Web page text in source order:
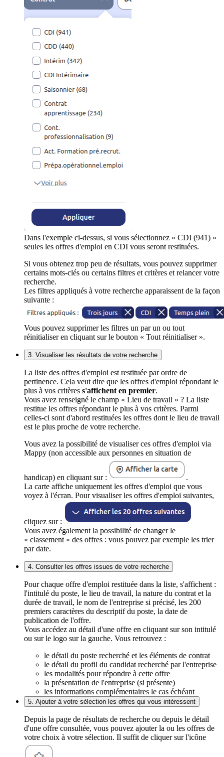
Dans l'exemple ci-dessus, si vous sélectionnez « CDI (941) »
seules les offres d'emploi en CDI vous seront restituées.
Si vous obtenez trop peu de résultats, vous pouvez supprimer
certains mots-clés ou certains filtres et critères et relancer votre
recherche.
Les filtres appliqués à votre recherche apparaissent de la façon
suivante :
Vous pouvez supprimer les filtres un par un ou tout
réinitialiser en cliquant sur le bouton « Tout réinitialiser ».
3. Visualiser les résultats de votre recherche
La liste des offres d'emploi est restituée par ordre de
pertinence. Cela veut dire que les offres d'emploi répondant le
plus à vos critères s'affichent en premier.
Vous avez renseigné le champ « Lieu de travail » ? La liste
restitue les offres répondant le plus à vos critères. Parmi
celles-ci sont d'abord restituées les offres dont le lieu de travail
est le plus proche de votre recherche.
Vous avez la possibilité de visualiser ces offres d'emploi via
Mappy (non accessible aux personnes en situation de
handicap) en cliquant sur :
.
La carte affiche uniquement les offres d'emploi que vous
voyez à l'écran. Pour visualiser les offres d'emploi suivantes,
cliquez sur :
Vous avez également la possibilité de changer le
« classement » des offres : vous pouvez par exemple les trier
par date.
4. Consulter les offres issues de votre recherche
Pour chaque offre d'emploi restituée dans la liste, s'affichent :
l'intitulé du poste, le lieu de travail, la nature du contrat et la
durée de travail, le nom de l'entreprise si précisé, les 200
premiers caractères du descriptif du poste, la date de
publication de l'offre.
Vous accédez au détail d'une offre en cliquant sur son intitulé
ou sur le logo sur la gauche. Vous retrouvez :
le détail du poste recherché et les éléments de contrat
le détail du profil du candidat recherché par l'entreprise
les modalités pour répondre à cette offre
la présentation de l'entreprise (si présente)
les informations complémentaires le cas échéant
5. Ajouter à votre sélection les offres qui vous intéressent
Depuis la page de résultats de recherche ou depuis le détail
d'une offre consultée, vous pouvez ajouter la ou les offres de
votre choix à votre sélection. Il suffit de cliquer sur l'icône